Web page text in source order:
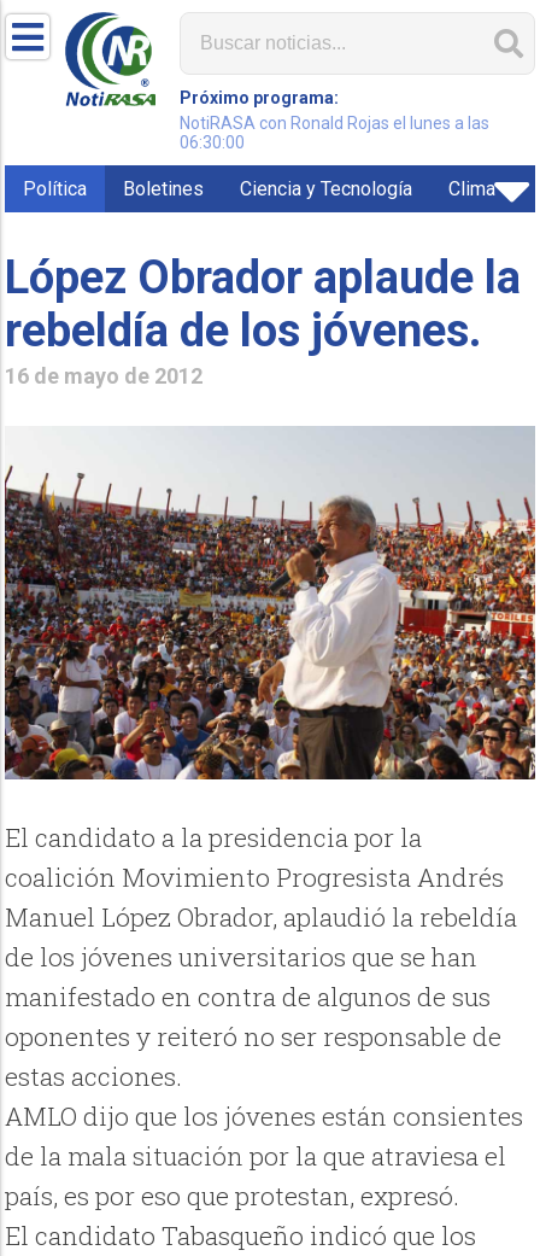
Próximo programa:
NotiRASA con Ronald Rojas el lunes a las
06:30:00
Política Boletines Ciencia y Tecnología Clima
López Obrador aplaude la
rebeldía de los jóvenes.
16 de mayo de 2012
El candidato a la presidencia por la
coalición Movimiento Progresista Andrés
Manuel López Obrador, aplaudió la rebeldía
de los jóvenes universitarios que se han
manifestado en contra de algunos de sus
oponentes y reiteró no ser responsable de
estas acciones.
AMLO dijo que los jóvenes están consientes
de la mala situación por la que atraviesa el
país, es por eso que protestan, expresó.
El candidato Tabasqueño indicó que los